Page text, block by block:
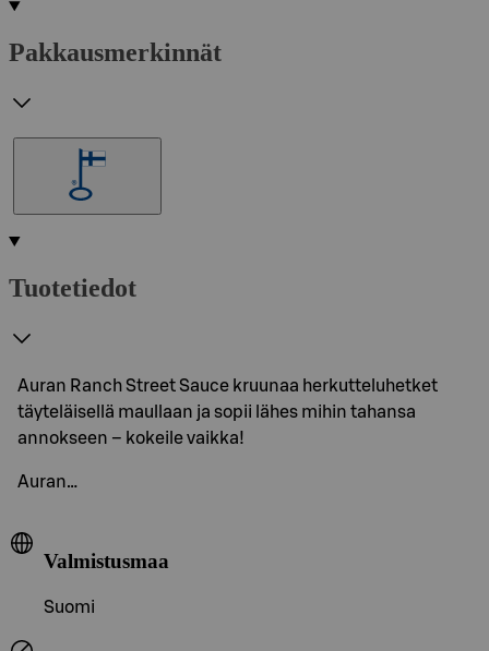
Pakkausmerkinnät
Tuotetiedot
Auran Ranch Street Sauce kruunaa herkutteluhetket
täyteläisellä maullaan ja sopii lähes mihin tahansa
annokseen – kokeile vaikka!
Auran…
Valmistusmaa
Suomi